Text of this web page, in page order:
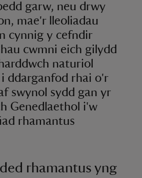
garw, neu drwy
mae'r lleoliadau
cynnig y cefndir
cwmni eich gilydd
naturiol
ddarganfod rhai o'r
swynol sydd gan yr
Genedlaethol i'w
rhamantus
rhamantus yng